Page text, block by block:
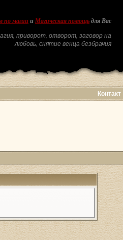
по магии и Магическая помощь для Вас
приворот, отворот, заговор на
любовь, снятие венца безбрачия
Контакт